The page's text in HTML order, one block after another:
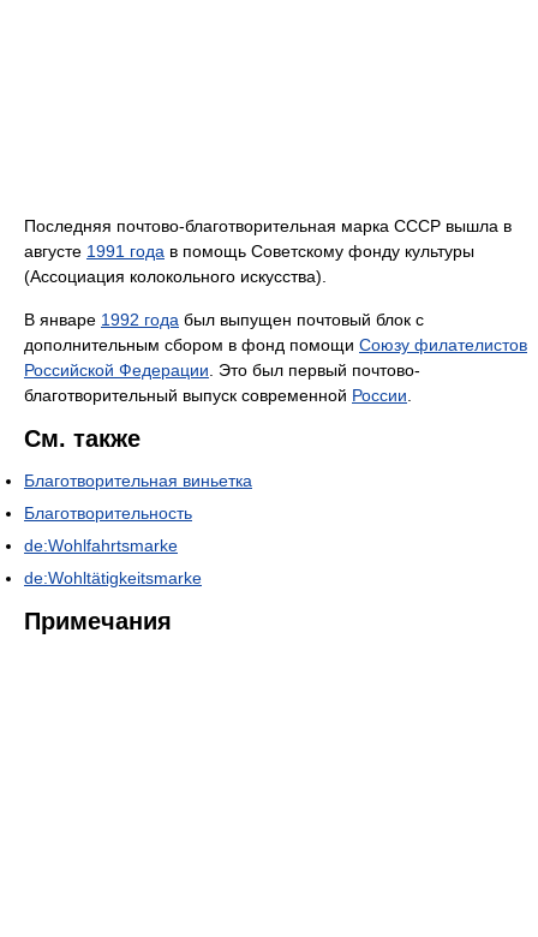
Последняя почтово-благотворительная марка СССР вышла в
августе 1991 года в помощь Советскому фонду культуры
(Ассоциация колокольного искусства).
В январе 1992 года был выпущен почтовый блок с
дополнительным сбором в фонд помощи Союзу филателистов
Российской Федерации . Это был первый почтово-
благотворительный выпуск современной России
См. также
Благотворительная виньетка
Благотворительность
de:Wohlfahrtsmarke
de:Wohltätigkeitsmarke
Примечания